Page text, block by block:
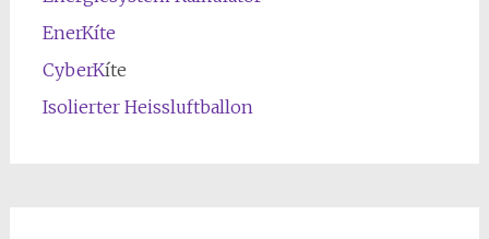
EnerKíte
CyberKíte
Isolierter Heissluftballon